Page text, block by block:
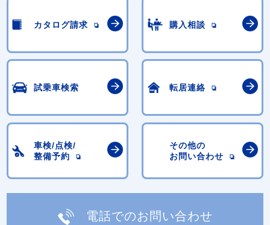
カタログ請求 購入相談
試乗車検索 転居連絡
車検/点検/
整備予約
その他の
お問い合わせ
電話でのお問い合わせ